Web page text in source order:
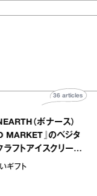
『BONEARTH（ボナース）
FOOD MARKET』のベジ
ブルクラフトアイスクリ
｜真野知子の「おいしい
おいしいギフト
36